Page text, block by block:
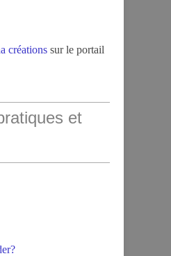
créations sur le portail
et